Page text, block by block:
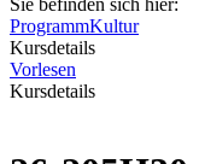
Sie befinden sich hier:
ProgrammKultur
Kursdetails
Vorlesen
Kursdetails